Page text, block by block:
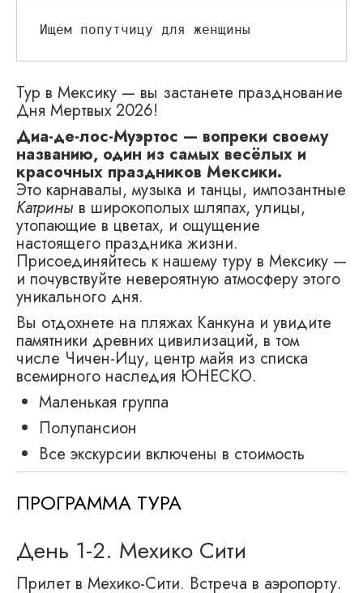
Ищем попутчицу для женщины
Тур в Мексику — вы застанете празднование
Дня Мертвых 2026!
Диа-де-лос-Муэртос — вопреки своему
названию, один из самых весёлых и
красочных праздников Мексики.
Это карнавалы, музыка и танцы, импозантные
Катрины в широкополых шляпах, улицы,
утопающие в цветах, и ощущение
настоящего праздника жизни.
Присоединяйтесь к нашему туру в Мексику —
и почувствуйте невероятную атмосферу этого
уникального дня.
Вы отдохнете на пляжах Канкуна и увидите
памятники древних цивилизаций, в том
числе Чичен-Ицу, центр майя из списка
всемирного наследия ЮНЕСКО.
Маленькая группа
Полупансион
Все экскурсии включены в стоимость
ПРОГРАММА ТУРА
День 1-2. Мехико Сити
Прилет в Мехико-Сити. Встреча в аэропорту.